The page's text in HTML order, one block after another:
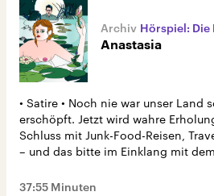
Hörspiel:
Anastasia
• Satire • Noch nie war unser Land
erschöpft. Jetzt wird wahre
Schluss mit Junk-Food-Reisen,
– und das bitte im Einklang mit
37:55 Minuten